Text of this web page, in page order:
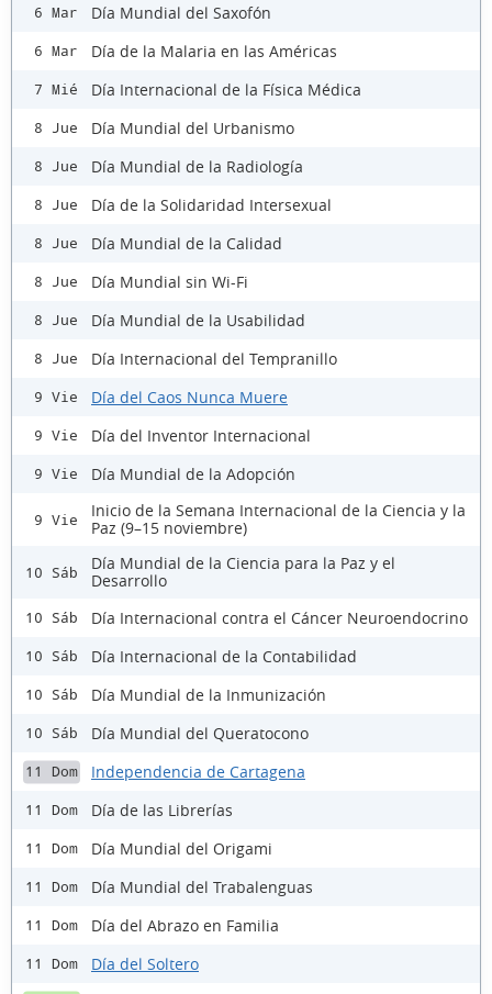
6 Mar Día Mundial del Saxofón
6 Mar Día de la Malaria en las Américas
7 Mié Día Internacional de la Física Médica
8 Jue Día Mundial del Urbanismo
8 Jue Día Mundial de la Radiología
8 Jue Día de la Solidaridad Intersexual
8 Jue Día Mundial de la Calidad
8 Jue Día Mundial sin Wi-Fi
8 Jue Día Mundial de la Usabilidad
8 Jue Día Internacional del Tempranillo
9 Vie Día del Caos Nunca Muere
9 Vie Día del Inventor Internacional
9 Vie Día Mundial de la Adopción
9 Vie
Inicio de la Semana Internacional de la Ciencia y la
Paz (9–15 noviembre)
10 Sáb
Día Mundial de la Ciencia para la Paz y el
Desarrollo
10 Sáb Día Internacional contra el Cáncer Neuroendocrino
10 Sáb Día Internacional de la Contabilidad
10 Sáb Día Mundial de la Inmunización
10 Sáb Día Mundial del Queratocono
11 Dom Independencia de Cartagena
11 Dom Día de las Librerías
11 Dom Día Mundial del Origami
11 Dom Día Mundial del Trabalenguas
11 Dom Día del Abrazo en Familia
11 Dom
Día del Soltero